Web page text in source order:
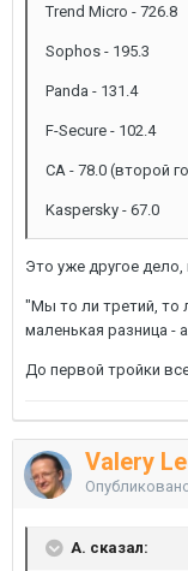
Trend Micro - 726.8
Sophos - 195.3
Panda - 131.4
F-Secure - 102.4
CA - 78.0 (второй
Kaspersky - 67.0
Это уже другое
"Мы то ли третий, то
маленькая разница -
До первой тройки
Valery
A. сказал: